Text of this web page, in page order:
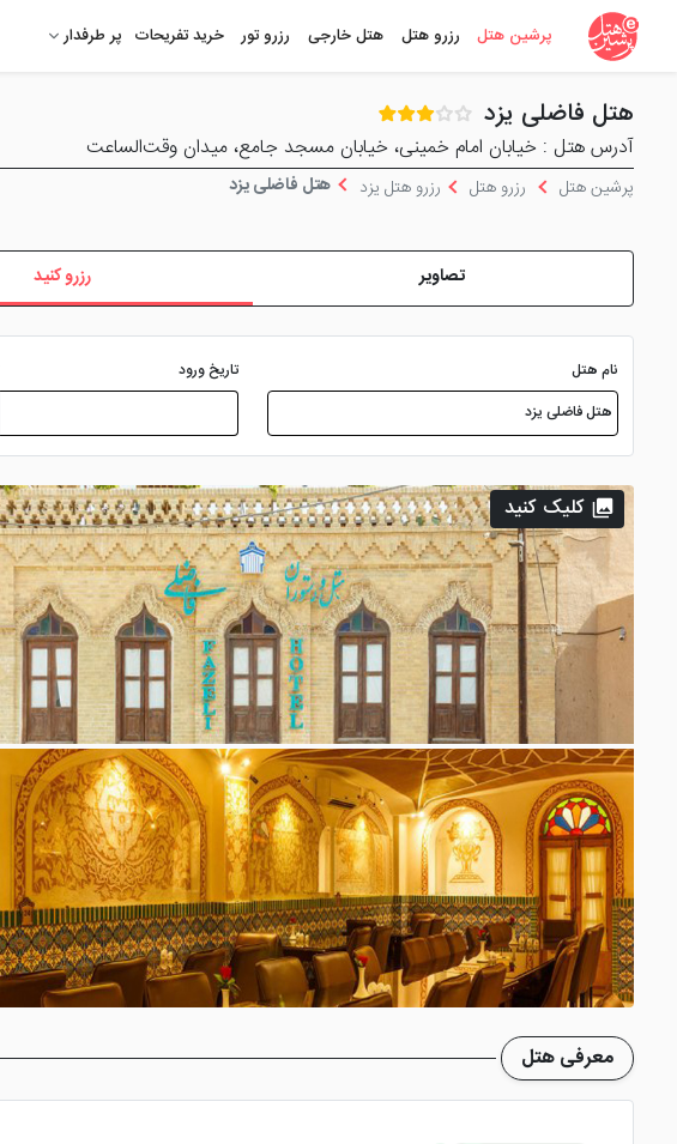
پرشین هتل رزرو هتل هتل خارجی رزرو تور خرید تفریحات پر طرفدار
هتل فاضلی یزد
آدرس هتل : خیابان امام خمینی، خیابان مسجد جامع، میدان وقت‌الساعت
پرشین هتل
رزرو هتل رزرو هتل یزد هتل فاضلی یزد
تصاویر رزرو کنید
نام هتل تاریخ ورود
کلیک کنید
معرفی هتل